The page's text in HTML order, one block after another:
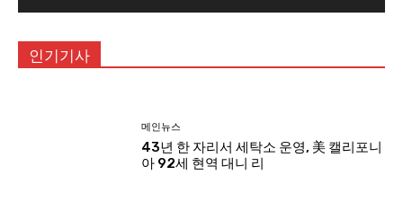
인기기사
메인뉴스
43년 한 자리서 세탁소 운영, 美 캘리포니
아 92세 현역 대니 리